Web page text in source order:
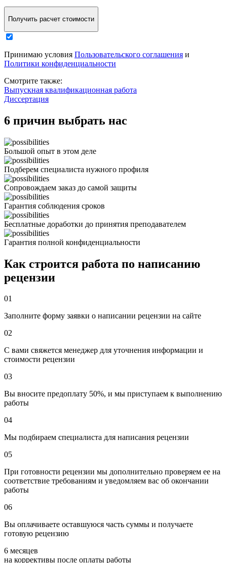
Получить расчет стоимости
Принимаю условия Пользовательского соглашения и
Политики конфиденциальности
Смотрите также:
Выпускная квалификационная работа
Диссертация
6 причин выбрать нас
Большой опыт в этом деле
Подберем специалиста нужного профиля
Сопровождаем заказ до самой защиты
Гарантия соблюдения сроков
Бесплатные доработки до принятия преподавателем
Гарантия полной конфиденциальности
Как строится работа по написанию
рецензии
01
Заполните форму заявки о написании рецензии на сайте
02
С вами свяжется менеджер для уточнения информации и
стоимости рецензии
03
Вы вносите предоплату 50%, и мы приступаем к выполнению
работы
04
Мы подбираем специалиста для написания рецензии
05
При готовности рецензии мы дополнительно проверяем ее на
соответствие требованиям и уведомляем вас об окончании
работы
06
Вы оплачиваете оставшуюся часть суммы и получаете
готовую рецензию
6 месяцев
на коррективы после оплаты работы